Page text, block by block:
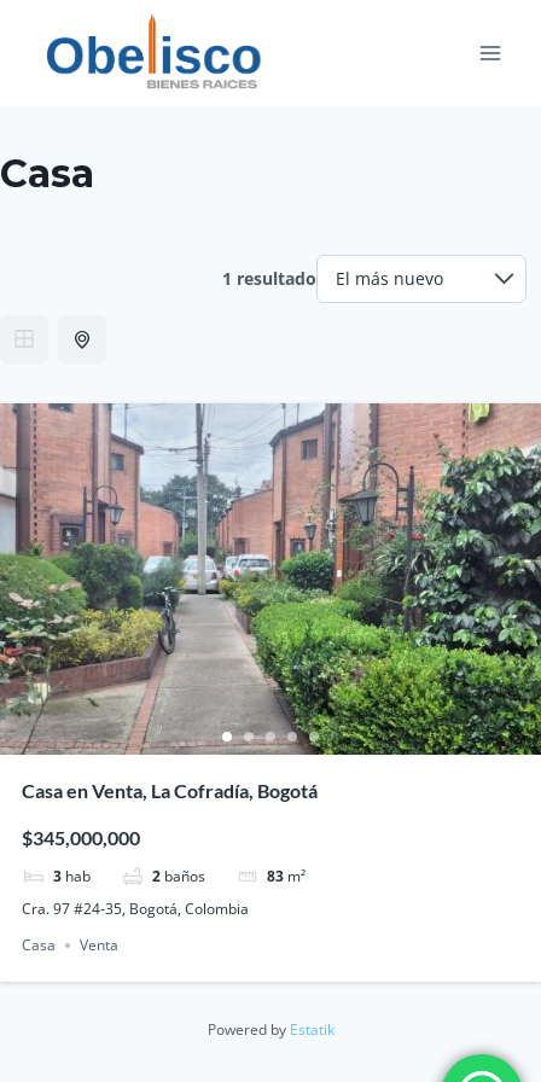
contenido
Casa
1 resultado
Casa en Venta, La Cofradía, Bogotá
$345,000,000
3 hab 2 baños 83 m²
Cra. 97 #24-35, Bogotá, Colombia
Casa
Venta
Powered by Estatik